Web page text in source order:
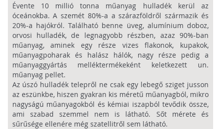
Évente 10 millió tonna műanyag hulladék kerül az
óceánokba. A szemét 80%-a a szárazföldről származik és
20%-a hajókról. Található benne üveg, alumínium doboz,
orvosi hulladék, de legnagyobb részben, azaz 90%-ban
műanyag, aminek egy része vizes flakonok, kupakok,
műanyagpoharak és halász hálók, nagy része pedig a
műanyaggyártás melléktermékeként keletkezett un.
műanyag pellet.
Az úszó hulladék telepről ne csak egy lebegő sziget jusson
az eszünkbe, hiszen gyakran kis méretű műanyagból, mikro
nagyságú műanyagokból és kémiai iszapból tevődik össze,
ami szabad szemmel nem is látható. Sőt mérete és
sűrűsége ellenére még szatellitről sem látható.